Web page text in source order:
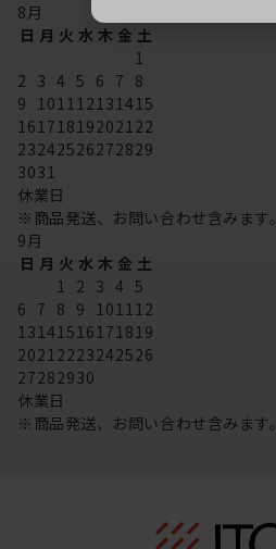
8月
日 月 火 水 木 金 土
1
2 3 4 5 6 7 8
9 101112131415
16171819202122
23242526272829
3031
休業日
※商品発送、お問い合わせ含みます。
9月
日 月 火 水 木 金 土
1 2 3 4 5
6 7 8 9 101112
13141516171819
20212223242526
27282930
休業日
※商品発送、お問い合わせ含みます。